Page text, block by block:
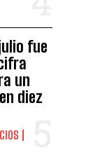
fue
un
diez